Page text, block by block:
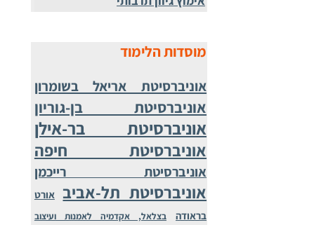
מוסדות הלימוד
אוניברסיטת אריאל בשומרון
אוניברסיטת בן-גוריון
אוניברסיטת בר-אילן
אוניברסיטת חיפה
אוניברסיטת רייכמן
אוניברסיטת תל-אביב
אורט
בראודה
בצלאל, אקדמיה לאמנות ועיצוב